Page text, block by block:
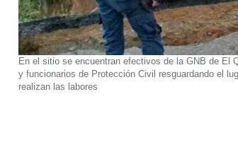
En el sitio se encuentran efectivos de la GNB de El
y funcionarios de Protección Civil resguardando el
realizan las labores